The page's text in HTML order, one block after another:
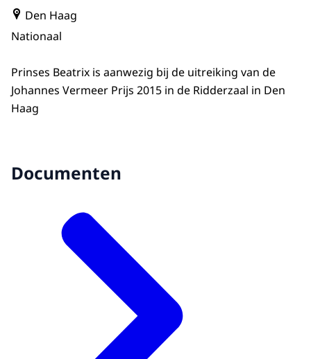
Den Haag
Nationaal
Prinses Beatrix is aanwezig bij de uitreiking van de
Johannes Vermeer Prijs 2015 in de Ridderzaal in Den
Haag
Documenten